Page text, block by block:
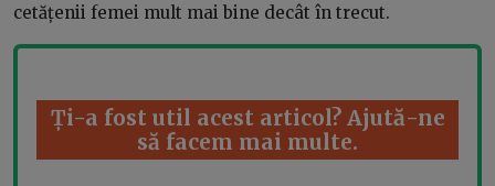
cetățenii femei mult mai bine decât în trecut.
Ți-a fost util acest articol? Ajută-ne
să facem mai multe.